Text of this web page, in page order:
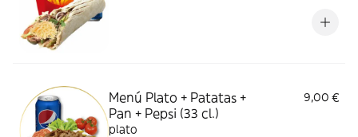
Menú Plato + Patatas +
Pan + Pepsi (33 cl.)
9,00 €
plato